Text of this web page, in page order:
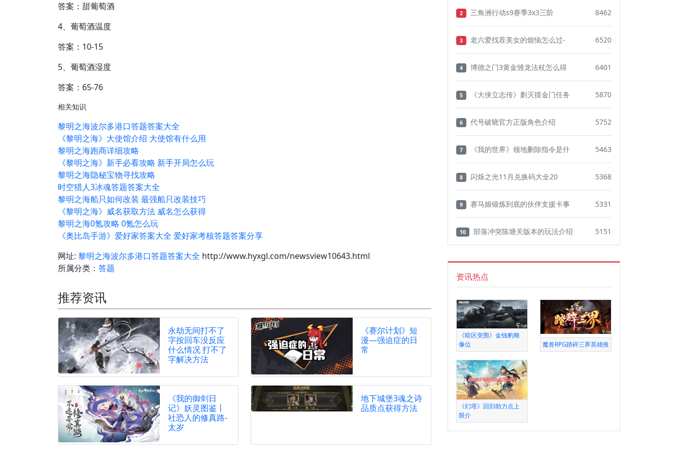
答案：甜葡萄酒
4、葡萄酒温度
答案：10-15
5、葡萄酒湿度
答案：65-76
相关知识
黎明之海波尔多港口答题答案大全
《黎明之海》大使馆介绍 大使馆有什么用
黎明之海跑商详细攻略
《黎明之海》新手必看攻略 新手开局怎么玩
黎明之海隐秘宝物寻找攻略
时空猎人3冰魂答题答案大全
黎明之海船只如何改装 最强船只改装技巧
《黎明之海》威名获取方法 威名怎么获得
黎明之海0氪攻略 0氪怎么玩
《奥比岛手游》爱好家答案大全 爱好家考核答题答案分享
网址: 黎明之海波尔多港口答题答案大全 http://www.hyxgl.com/newsview10643.html
所属分类： 答题
推荐资讯
永劫无间打不了
字按回车没反应
什么情况 打不了
字解决方法
《赛尔计划》短
漫—强迫症的日
常
《我的御剑日
记》妖灵图鉴丨
社恐人的修真路-
太岁
地下城堡3魂之诗
品质点获得方法
2 三角洲行动s9赛季3x3三阶 8462
3 老六爱找茬美女的烦恼怎么过- 6520
4 博德之门3黄金雏龙法杖怎么得 6401
5 《大侠立志传》剿灭摸金门任务 5870
6 代号破晓官方正版角色介绍 5752
7 《我的世界》领地删除指令是什 5463
8 闪烁之光11月兑换码大全20 5368
9 赛马娘锻炼到底的伙伴支援卡事 5331
10 部落冲突陈塘关版本的玩法介绍 5151
资讯热点
《暗区突围》金钱豹雕
像位
魔兽RPG踏碎三界英雄推
《幻塔》回归助力点上
限介